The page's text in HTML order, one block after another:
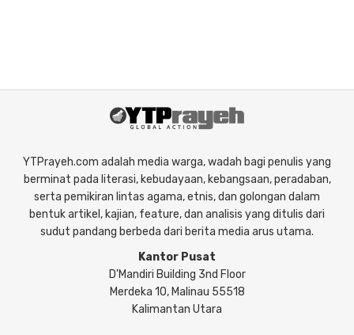
YTPrayeh.com adalah media warga, wadah bagi penulis yang
berminat pada literasi, kebudayaan, kebangsaan, peradaban,
serta pemikiran lintas agama, etnis, dan golongan dalam
bentuk artikel, kajian, feature, dan analisis yang ditulis dari
sudut pandang berbeda dari berita media arus utama.
Kantor Pusat
D'Mandiri Building 3nd Floor
Merdeka 10, Malinau 55518
Kalimantan Utara